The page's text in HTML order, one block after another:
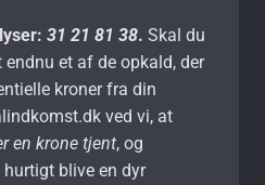
31 21 81 38. Skal du
et af de opkald, der
kroner fra din
ved vi, at
en krone tjent, og
blive en dyr